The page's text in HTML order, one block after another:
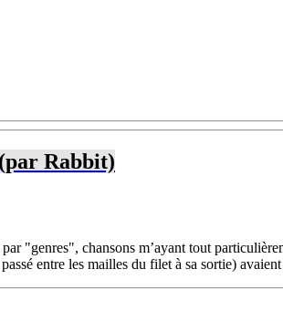
Rabbit)
"genres", chansons m’ayant tout
entre les mailles du filet à sa sortie)